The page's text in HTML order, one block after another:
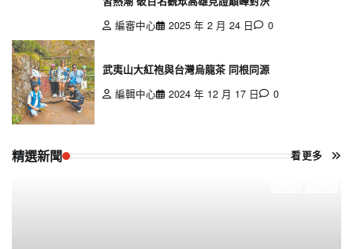
編審中心
2025 年 2 月 24 日 0
武夷山大紅袍與台灣烏龍茶 同根同源
編輯中心
2024 年 12 月 17 日 0
精選新聞 看更多